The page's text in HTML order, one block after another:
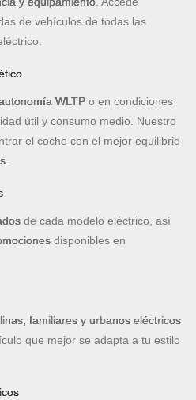
de vehículos de todas las
WLTP o en condiciones
útil y consumo medio. Nuestro
el coche con el mejor equilibrio
de cada modelo eléctrico, así
disponibles en
familiares y urbanos eléctricos
que mejor se adapta a tu estilo